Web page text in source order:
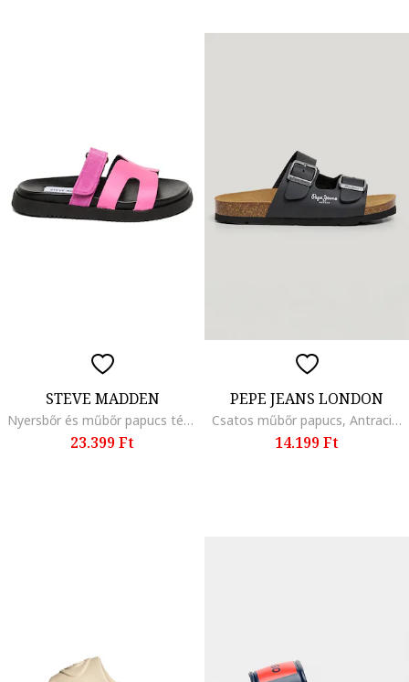
STEVE MADDEN
Nyersbőr és műbőr papucs tépőzáras pánttal, Fukszia
23.399 Ft
PEPE JEANS LONDON
Csatos műbőr papucs, Antracitszürke/Ezüstszín
14.199 Ft